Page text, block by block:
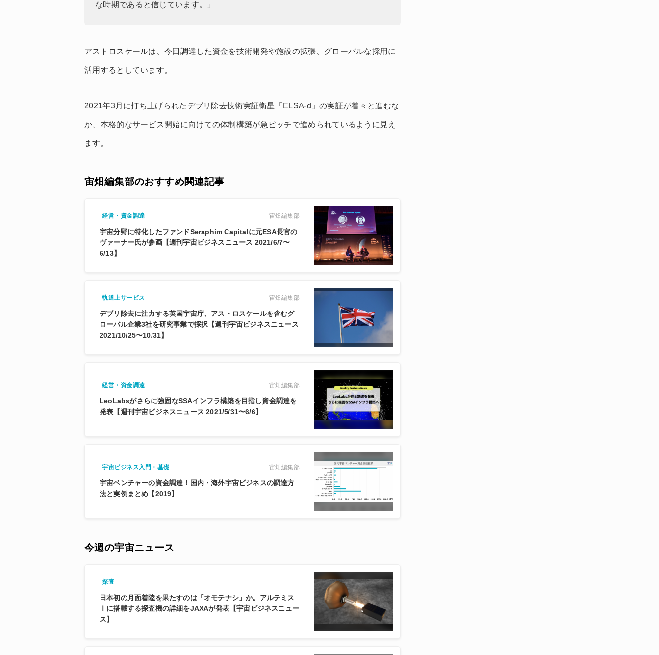
な時期であると信じています。」
アストロスケールは、今回調達した資金を技術開発や施設の拡張、グローバルな採用に
活用するとしています。
2021年3月に打ち上げられたデブリ除去技術実証衛星「ELSA-d」の実証が着々と進むな
か、本格的なサービス開始に向けての体制構築が急ピッチで進められているように見え
ます。
宙畑編集部のおすすめ関連記事
経営・資金調達 宙畑編集部
宇宙分野に特化したファンドSeraphim Capitalに元ESA長官の
ヴァーナー氏が参画【週刊宇宙ビジネスニュース 2021/6/7〜
6/13】
軌道上サービス 宙畑編集部
デブリ除去に注力する英国宇宙庁、アストロスケールを含むグ
ローバル企業3社を研究事業で採択【週刊宇宙ビジネスニュース
2021/10/25〜10/31】
経営・資金調達 宙畑編集部
LeoLabsがさらに強固なSSAインフラ構築を目指し資金調達を
発表【週刊宇宙ビジネスニュース 2021/5/31〜6/6】
宇宙ビジネス入門・基礎 宙畑編集部
宇宙ベンチャーの資金調達！国内・海外宇宙ビジネスの調達方
法と実例まとめ【2019】
今週の宇宙ニュース
探査
日本初の月面着陸を果たすのは「オモテナシ」か。アルテミス
Ⅰに搭載する探査機の詳細をJAXAが発表【宇宙ビジネスニュー
ス】